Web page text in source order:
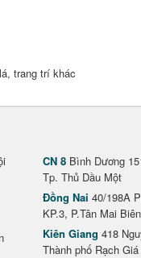
trang trí khác
CN 8 Bình Dương
Tp. Thủ Dầu Một
Đồng Nai 40/198A
KP.3, P.Tân Mai
Kiên Giang 418
Thành phố Rạch Giá